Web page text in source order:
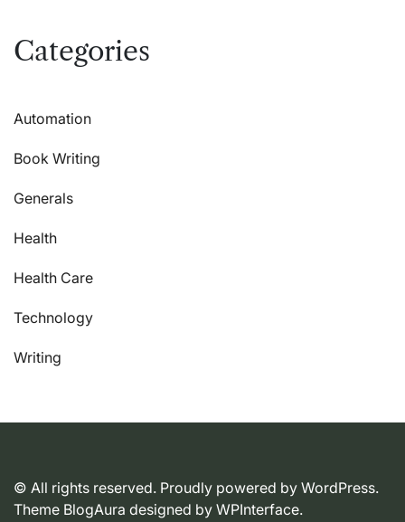
Categories
Automation
Book Writing
Generals
Health
Health Care
Technology
Writing
© All rights reserved. Proudly powered by WordPress.
Theme BlogAura designed by WPInterface.